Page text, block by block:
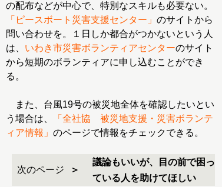
の配布などが中心で、特別なスキルも必要ない。
「ピースボート災害支援センター」 のサイトから
問い合わせを。１日しか都合がつかないという人
は、 いわき市災害ボランティアセンターのサイト
から短期のボランティアに申し込むことができ
る。
また、台風19号の被災地全体を確認したいとい
う場合は、
「全社協 被災地支援・災害ボランテ
ィア情報」 のページで情報をチェックできる。
次のページ
議論もいいが、目の前で困っ
ている人を助けてほしい